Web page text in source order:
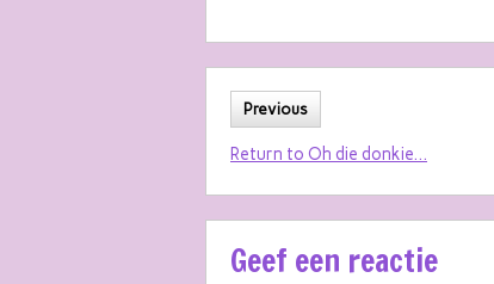
Previous
Return to Oh die donkie…
Geef een reactie